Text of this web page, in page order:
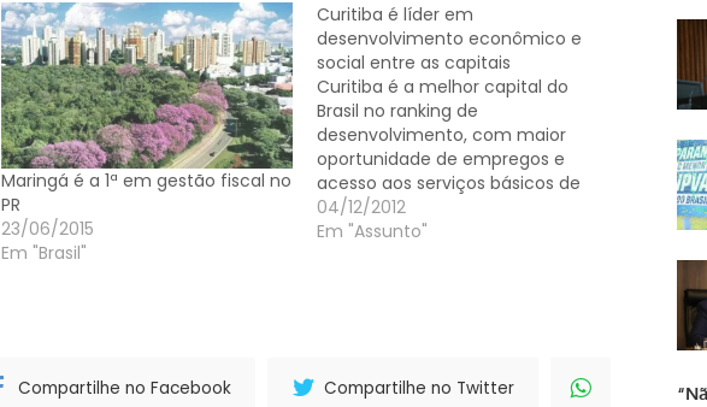
Maringá é a 1ª em gestão fiscal no
PR
23/06/2015
Em "Brasil"
Curitiba é líder em
desenvolvimento econômico e
social entre as capitais
Curitiba é a melhor capital do
Brasil no ranking de
desenvolvimento, com maior
oportunidade de empregos e
acesso aos serviços básicos de
saúde e educação, segundo o
Índice Firjan de Desenvolvimento
04/12/2012
Em "Assunto"
Compartilhe no Facebook Compartilhe no Twitter